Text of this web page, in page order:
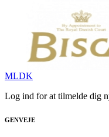
MLDK
Log ind for at tilmelde dig
GENVEJE